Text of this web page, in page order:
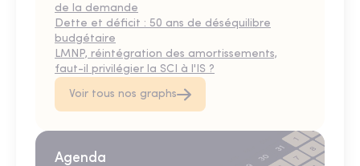
de la demande
Dette et déficit : 50 ans de déséquilibre
budgétaire
LMNP, réintégration des amortissements,
faut-il privilégier la SCI à l'IS ?
Voir tous nos graphs
Agenda